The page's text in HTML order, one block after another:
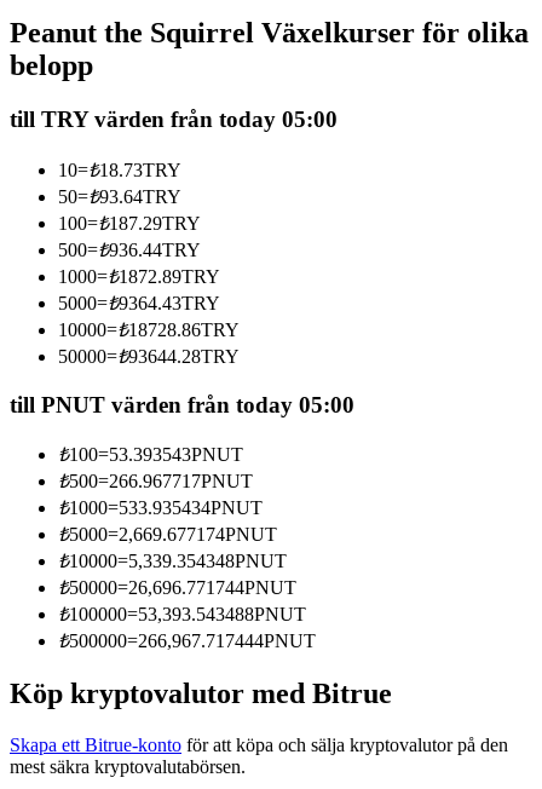
Bli en Copy Trader
Njut av vinstdelning och kopieringshandelsprovisioner
Information
Big data-analys inklusive handelsinformation, etc.
Guide
Peanut the Squirrel Växelkurser för olika
belopp
till TRY värden från today 05:00
10=₺18.73TRY
50=₺93.64TRY
100=₺187.29TRY
500=₺936.44TRY
1000=₺1872.89TRY
5000=₺9364.43TRY
10000=₺18728.86TRY
50000=₺93644.28TRY
till PNUT värden från today 05:00
₺100=53.393543PNUT
₺500=266.967717PNUT
₺1000=533.935434PNUT
₺5000=2,669.677174PNUT
₺10000=5,339.354348PNUT
₺50000=26,696.771744PNUT
₺100000=53,393.543488PNUT
₺500000=266,967.717444PNUT
Köp kryptovalutor med Bitrue
Skapa ett Bitrue-konto för att köpa och sälja kryptovalutor på den
mest säkra kryptovalutabörsen.